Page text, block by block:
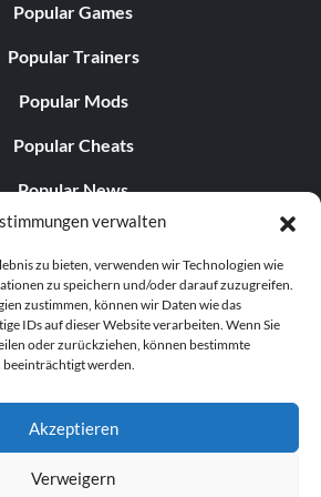
verwalten
zu bieten, verwenden wir Technologien wie
zu speichern und/oder darauf zuzugreifen.
zustimmen, können wir Daten wie das
IDs auf dieser Website verarbeiten. Wenn Sie
oder zurückziehen, können bestimmte
werden.
Akzeptieren
Verweigern
Popular Games
Popular Trainers
Popular Mods
Popular Cheats
Popular News
Popular Editorials
Free Games
LATEST UPDATES